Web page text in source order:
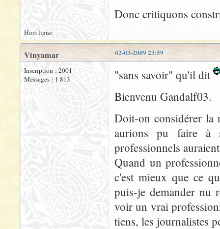
Donc critiquons
Hors ligne
02-03-2009 23:59
Vinyamar
Inscription : 2001
Messages : 1 813
"sans savoir" qu'il dit
Bienvenu Gandalf03.
Doit-on considérer la
aurions pu faire à
professionnels
Quand un
c'est mieux que ce
puis-je demander nu
voir un vrai
tiens, les journalistes